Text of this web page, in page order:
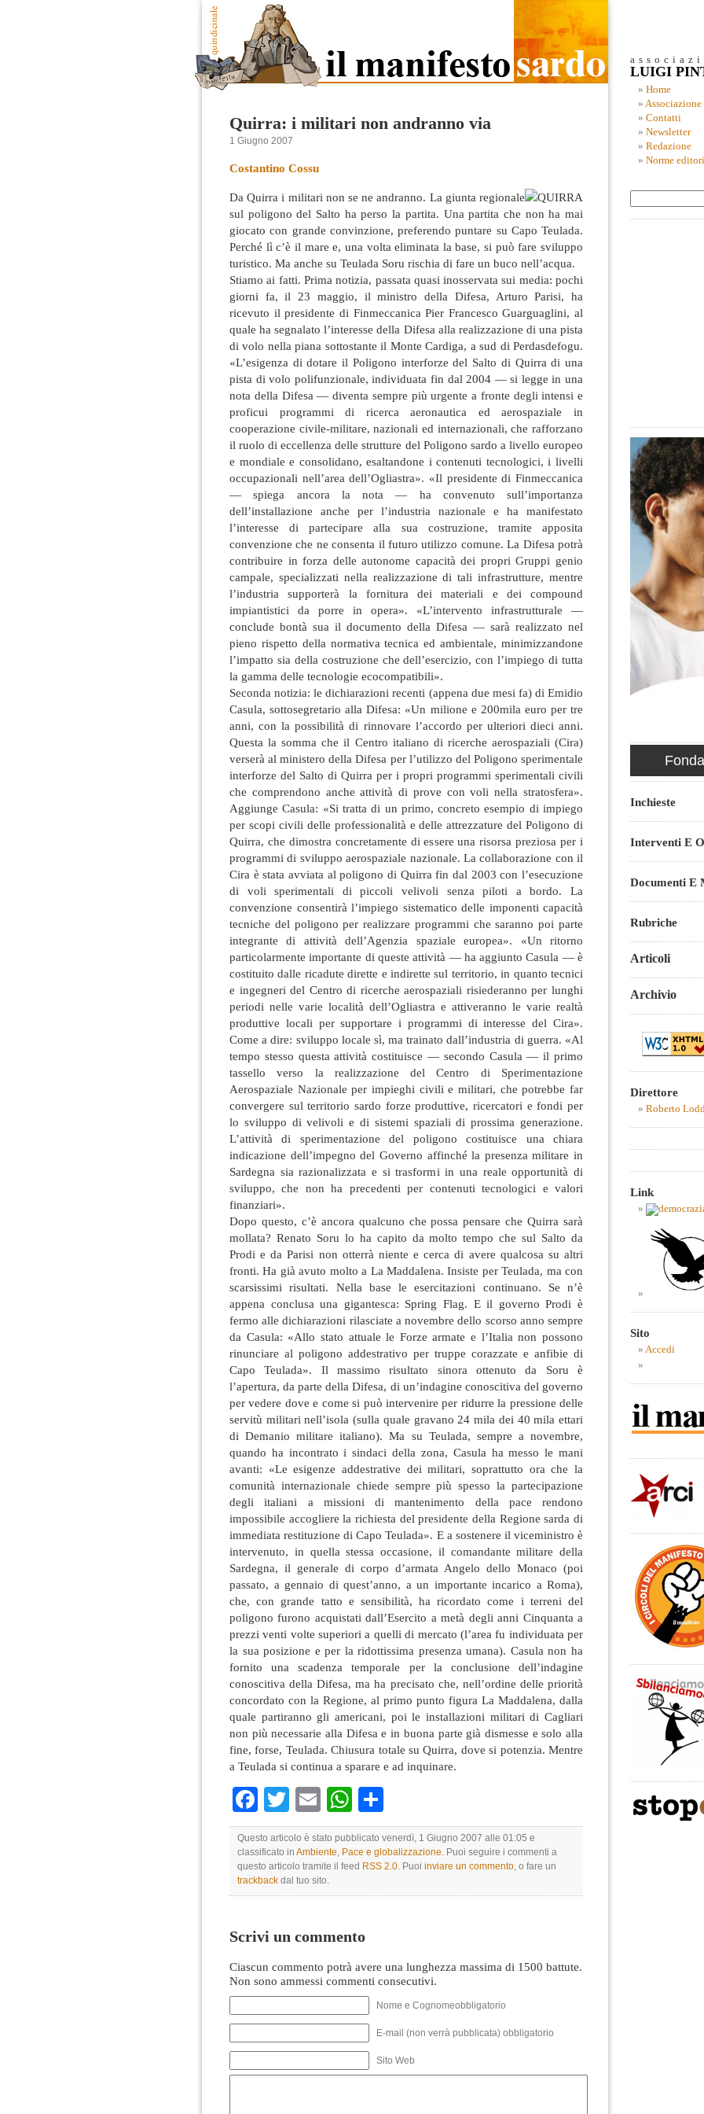
Quirra: i militari non andranno via
1 Giugno 2007
Costantino Cossu
Da Quirra i militari non se ne andranno. La giunta regionale
sul poligono del Salto ha perso la partita. Una partita che non ha mai
giocato con grande convinzione, preferendo puntare su Capo Teulada.
Perché lì c’è il mare e, una volta eliminata la base, si può fare sviluppo
turistico. Ma anche su Teulada Soru rischia di fare un buco nell’acqua.
Stiamo ai fatti. Prima notizia, passata quasi inosservata sui media: pochi
giorni fa, il 23 maggio, il ministro della Difesa, Arturo Parisi, ha
ricevuto il presidente di Finmeccanica Pier Francesco Guarguaglini, al
quale ha segnalato l’interesse della Difesa alla realizzazione di una pista
di volo nella piana sottostante il Monte Cardiga, a sud di Perdasdefogu.
«L’esigenza di dotare il Poligono interforze del Salto di Quirra di una
pista di volo polifunzionale, individuata fin dal 2004 — si legge in una
nota della Difesa — diventa sempre più urgente a fronte degli intensi e
proficui programmi di ricerca aeronautica ed aerospaziale in
cooperazione civile-militare, nazionali ed internazionali, che rafforzano
il ruolo di eccellenza delle strutture del Poligono sardo a livello europeo
e mondiale e consolidano, esaltandone i contenuti tecnologici, i livelli
occupazionali nell’area dell’Ogliastra». «Il presidente di Finmeccanica
— spiega ancora la nota — ha convenuto sull’importanza
dell’installazione anche per l’industria nazionale e ha manifestato
l’interesse di partecipare alla sua costruzione, tramite apposita
convenzione che ne consenta il futuro utilizzo comune. La Difesa potrà
contribuire in forza delle autonome capacità dei propri Gruppi genio
campale, specializzati nella realizzazione di tali infrastrutture, mentre
l’industria supporterà la fornitura dei materiali e dei compound
impiantistici da porre in opera». «L’intervento infrastrutturale —
conclude bontà sua il documento della Difesa — sarà realizzato nel
pieno rispetto della normativa tecnica ed ambientale, minimizzandone
l’impatto sia della costruzione che dell’esercizio, con l’impiego di tutta
la gamma delle tecnologie ecocompatibili».
Seconda notizia: le dichiarazioni recenti (appena due mesi fa) di Emidio
Casula, sottosegretario alla Difesa: «Un milione e 200mila euro per tre
anni, con la possibilità di rinnovare l’accordo per ulteriori dieci anni.
Questa la somma che il Centro italiano di ricerche aerospaziali (Cira)
verserà al ministero della Difesa per l’utilizzo del Poligono sperimentale
interforze del Salto di Quirra per i propri programmi sperimentali civili
che comprendono anche attività di prove con voli nella stratosfera».
Aggiunge Casula: «Si tratta di un primo, concreto esempio di impiego
per scopi civili delle professionalità e delle attrezzature del Poligono di
Quirra, che dimostra concretamente di essere una risorsa preziosa per i
programmi di sviluppo aerospaziale nazionale. La collaborazione con il
Cira è stata avviata al poligono di Quirra fin dal 2003 con l’esecuzione
di voli sperimentali di piccoli velivoli senza piloti a bordo. La
convenzione consentirà l’impiego sistematico delle imponenti capacità
tecniche del poligono per realizzare programmi che saranno poi parte
integrante di attività dell’Agenzia spaziale europea». «Un ritorno
particolarmente importante di queste attività — ha aggiunto Casula — è
costituito dalle ricadute dirette e indirette sul territorio, in quanto tecnici
e ingegneri del Centro di ricerche aerospaziali risiederanno per lunghi
periodi nelle varie località dell’Ogliastra e attiveranno le varie realtà
produttive locali per supportare i programmi di interesse del Cira».
Come a dire: sviluppo locale sì, ma trainato dall’industria di guerra. «Al
tempo stesso questa attività costituisce — secondo Casula — il primo
tassello verso la realizzazione del Centro di Sperimentazione
Aerospaziale Nazionale per impieghi civili e militari, che potrebbe far
convergere sul territorio sardo forze produttive, ricercatori e fondi per
lo sviluppo di velivoli e di sistemi spaziali di prossima generazione.
L’attività di sperimentazione del poligono costituisce una chiara
indicazione dell’impegno del Governo affinché la presenza militare in
Sardegna sia razionalizzata e si trasformi in una reale opportunità di
sviluppo, che non ha precedenti per contenuti tecnologici e valori
finanziari».
Dopo questo, c’è ancora qualcuno che possa pensare che Quirra sarà
mollata? Renato Soru lo ha capito da molto tempo che sul Salto da
Prodi e da Parisi non otterrà niente e cerca di avere qualcosa su altri
fronti. Ha già avuto molto a La Maddalena. Insiste per Teulada, ma con
scarsissimi risultati. Nella base le esercitazioni continuano. Se n’è
appena conclusa una gigantesca: Spring Flag. E il governo Prodi è
fermo alle dichiarazioni rilasciate a novembre dello scorso anno sempre
da Casula: «Allo stato attuale le Forze armate e l’Italia non possono
rinunciare al poligono addestrativo per truppe corazzate e anfibie di
Capo Teulada». Il massimo risultato sinora ottenuto da Soru è
l’apertura, da parte della Difesa, di un’indagine conoscitiva del governo
per vedere dove e come si può intervenire per ridurre la pressione delle
servitù militari nell’isola (sulla quale gravano 24 mila dei 40 mila ettari
di Demanio militare italiano). Ma su Teulada, sempre a novembre,
quando ha incontrato i sindaci della zona, Casula ha messo le mani
avanti: «Le esigenze addestrative dei militari, soprattutto ora che la
comunità internazionale chiede sempre più spesso la partecipazione
degli italiani a missioni di mantenimento della pace rendono
impossibile accogliere la richiesta del presidente della Regione sarda di
immediata restituzione di Capo Teulada». E a sostenere il viceministro è
intervenuto, in quella stessa occasione, il comandante militare della
Sardegna, il generale di corpo d’armata Angelo dello Monaco (poi
passato, a gennaio di quest’anno, a un importante incarico a Roma),
che, con grande tatto e sensibilità, ha ricordato come i terreni del
poligono furono acquistati dall’Esercito a metà degli anni Cinquanta a
prezzi venti volte superiori a quelli di mercato (l’area fu individuata per
la sua posizione e per la ridottissima presenza umana). Casula non ha
fornito una scadenza temporale per la conclusione dell’indagine
conoscitiva della Difesa, ma ha precisato che, nell’ordine delle priorità
concordato con la Regione, al primo punto figura La Maddalena, dalla
quale partiranno gli americani, poi le installazioni militari di Cagliari
non più necessarie alla Difesa e in buona parte già dismesse e solo alla
fine, forse, Teulada. Chiusura totale su Quirra, dove si potenzia. Mentre
a Teulada si continua a sparare e ad inquinare.
Facebook
TwitterEmailWhatsApp
Questo articolo è stato pubblicato venerdì, 1 Giugno 2007 alle 01:05 e
classificato in Ambiente, Pace e globalizzazione. Puoi seguire i commenti a
questo articolo tramite il feed RSS 2.0. Puoi inviare un commento, o fare un
trackback dal tuo sito.
Scrivi un commento
Ciascun commento potrà avere una lunghezza massima di 1500 battute.
Non sono ammessi commenti consecutivi.
Nome e Cognomeobbligatorio
E-mail (non verrà pubblicata) obbligatorio
Sito Web
LUIGI
Home
Associazione
Contatti
Newsletter
Redazione
Norme
Inchieste
Interventi E
Documenti E
Rubriche
Articoli
Archivio
Direttore
Roberto
Link
Sito
Accedi